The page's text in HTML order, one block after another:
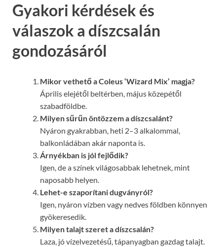
Gyakori kérdések és
válaszok a díszcsalán
gondozásáról
Mikor vethető a Coleus ‘Wizard Mix’ magja?
Április elejétől beltérben, május közepétől
szabadföldbe.
Milyen sűrűn öntözzem a díszcsalánt?
Nyáron gyakrabban, heti 2–3 alkalommal,
balkonládában akár naponta is.
Árnyékban is jól fejlődik?
Igen, de a színek világosabbak lehetnek, mint
naposabb helyen.
Lehet-e szaporítani dugványról?
Igen, nyáron vízben vagy nedves földben könnyen
gyökeresedik.
Milyen talajt szeret a díszcsalán?
Laza, jó vízelvezetésű, tápanyagban gazdag talajt.